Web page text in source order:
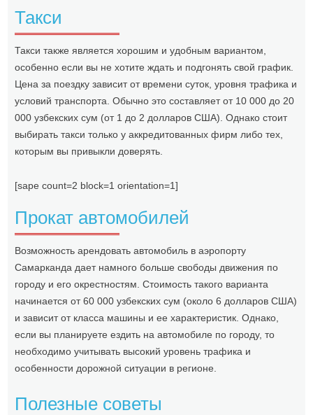
Такси
Такси также является хорошим и удобным вариантом,
особенно если вы не хотите ждать и подгонять свой график.
Цена за поездку зависит от времени суток, уровня трафика и
условий транспорта. Обычно это составляет от 10 000 до 20
000 узбекских сум (от 1 до 2 долларов США). Однако стоит
выбирать такси только у аккредитованных фирм либо тех,
которым вы привыкли доверять.
[sape count=2 block=1 orientation=1]
Прокат автомобилей
Возможность арендовать автомобиль в аэропорту
Самарканда дает намного больше свободы движения по
городу и его окрестностям. Стоимость такого варианта
начинается от 60 000 узбекских сум (около 6 долларов США)
и зависит от класса машины и ее характеристик. Однако,
если вы планируете ездить на автомобиле по городу, то
необходимо учитывать высокий уровень трафика и
особенности дорожной ситуации в регионе.
Полезные советы